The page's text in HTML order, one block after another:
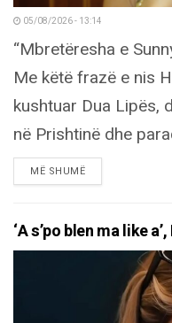
05/08/2026 - 13:14
“Mbretëresha e
Me këtë frazë e nis
kushtuar Dua Lipës,
në Prishtinë dhe
MË SHUMËDETAILS
‘A s’po blen ma like